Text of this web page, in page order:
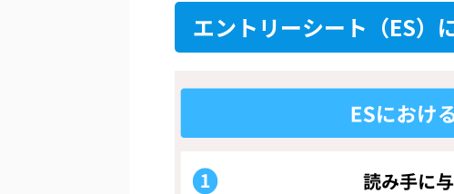
エントリーシート（ES）